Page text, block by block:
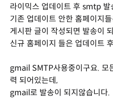
라이믹스 업데이트 후 smtp 발
기존 업데이트 안한 홈페이지
게시판 글이 작성되면 발송이
신규 홈페이지 들은 업데이트
gmail SMTP사용중이구요. 모
력 되어있는데,
gmail로 발송이 되지않습니다.